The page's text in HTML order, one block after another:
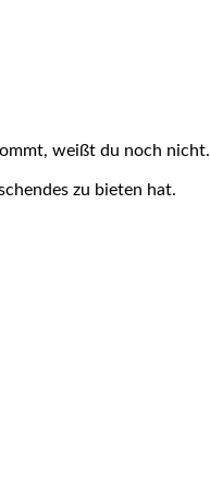
weißt du noch nicht.
zu bieten hat.